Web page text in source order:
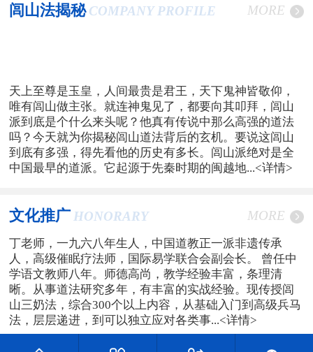
闾山法揭秘 COMPANY PROFILE MORE
天上至尊是玉皇，人间最贵是君王，天下鬼神皆敬仰，
唯有闾山做主张。就连神鬼见了，都要向其叩拜，闾山
派到底是个什么来头呢？他真有传说中那么高强的道法
吗？今天就为你揭秘闾山道法背后的玄机。要说这闾山
到底有多强，得先看他的历史有多长。闾山派绝对是全
中国最早的道派。它起源于先秦时期的闽越地...<详情>
文化推广 HONORARY MORE
丁老师，一九六八年生人，中国道教正一派非遗传承
人，高级催眠疗法师，国际易学联合会副会长。 曾任中
学语文教师八年。师德高尚，教学经验丰富，条理清
晰。从事道法研究多年，有丰富的实战经验。现传授闾
山三奶法，综合300个以上内容，从基础入门到高级兵马
法，层层递进，到可以独立应对各类事...<详情>